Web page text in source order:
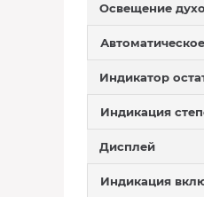
Освещение
Индикатор
Индикация
Дисплей
Индикация